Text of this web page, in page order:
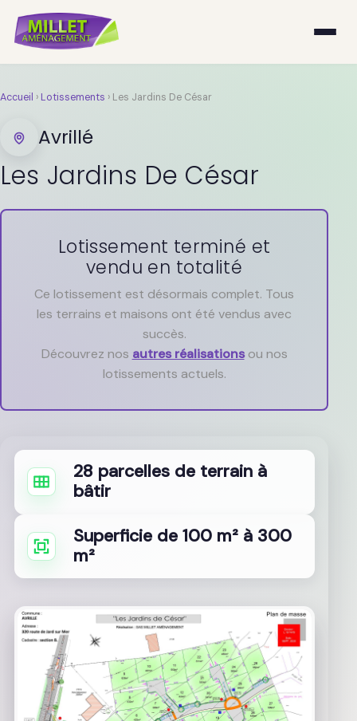
Accueil › Lotissements › Les Jardins De César
Avrillé
Les Jardins De César
Lotissement terminé et
vendu en totalité
Ce lotissement est désormais complet. Tous
les terrains et maisons ont été vendus avec
succès.
Découvrez nos autres réalisationsou nos
lotissements actuels.
28 parcelles de terrain à
bâtir
Superficie de 100 m² à 300
m²